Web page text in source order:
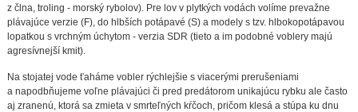
z člna, troling - morský rybolov). Pre lov v plytkých vodách volíme prevažne
plávajúce verzie (F), do hlbších potápavé (S) a modely s tzv. hlbokopotápavou
lopatkou s vrchným úchytom - verzia SDR (tieto a im podobné voblery majú
agresívnejší kmit).
Na stojatej vode ťaháme vobler rýchlejšie s viacerými prerušeniami
a napodbňujeme voľne plávajúci či pred predátorom unikajúcu rybku ale často
aj zranenú, ktorá sa zmieta v smrteľných kŕčoch, pričom klesá a stúpa ku dnu